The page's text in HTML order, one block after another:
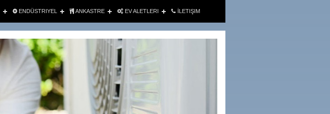
ENDÜSTRIYEL ANKASTRE EV ALETLERI İLETIŞIM